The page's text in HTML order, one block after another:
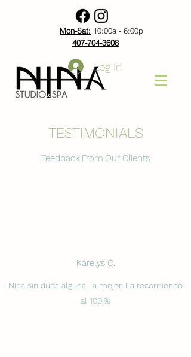
Mon-Sat: 10:00a - 6:00p
407-704-3608
Log In
TESTIMONIALS
Feedback From Our Clients
Karelys C.
Nina sin duda alguna, la mejor. La recomiendo
al 100!%